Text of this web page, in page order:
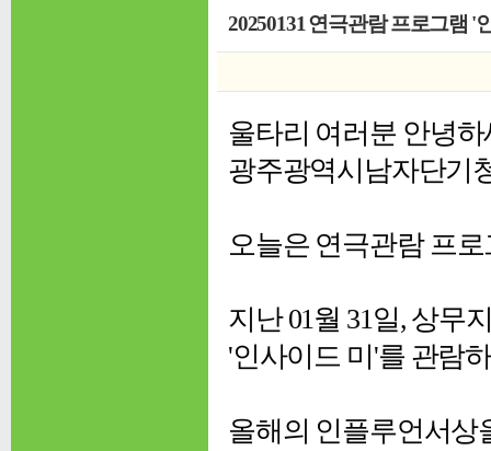
20250131 연극관람 프로그램 '
울타리 여러분 안녕하
광주광역시남자단기
오늘은 연극관람 프
지난01월 31일, 상무
'인사이드 미'를 관람
올해의 인플루언서상